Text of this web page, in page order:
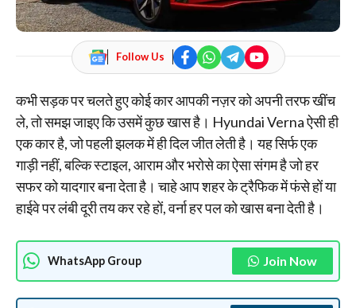
Follow Us
कभी सड़क पर चलते हुए कोई कार आपकी नज़र को अपनी तरफ खींच
ले, तो समझ जाइए कि उसमें कुछ खास है। Hyundai Verna ऐसी ही
एक कार है, जो पहली झलक में ही दिल जीत लेती है। यह सिर्फ एक
गाड़ी नहीं, बल्कि स्टाइल, आराम और भरोसे का ऐसा संगम है जो हर
सफर को यादगार बना देता है। चाहे आप शहर के ट्रैफिक में फंसे हों या
हाईवे पर लंबी दूरी तय कर रहे हों, वर्ना हर पल को खास बना देती है।
WhatsApp Group Join Now